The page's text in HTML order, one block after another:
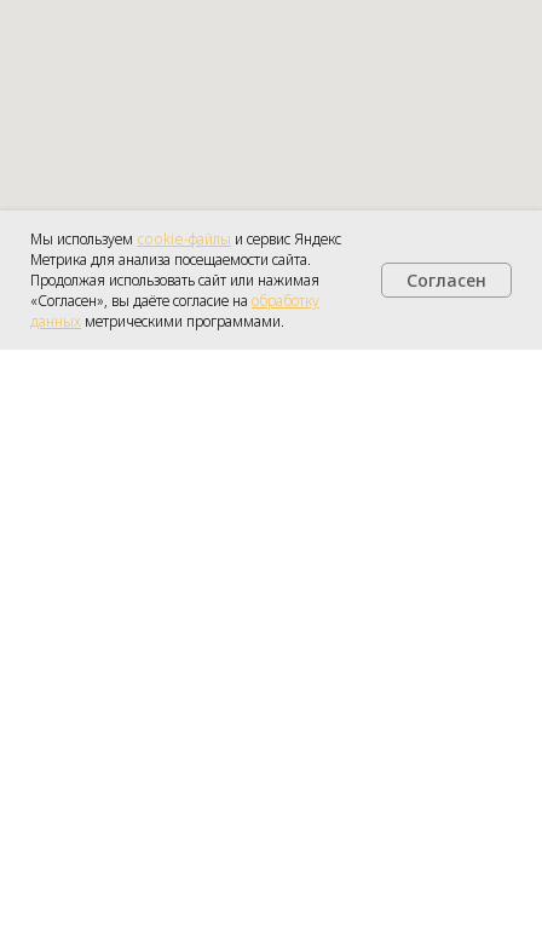
Мы используем cookie-файлы и сервис Яндекс
Метрика для анализа посещаемости сайта.
Продолжая использовать сайт или нажимая
«Согласен», вы даёте согласие на обработку
данных метрическими программами.
Согласен
Получить консультацию